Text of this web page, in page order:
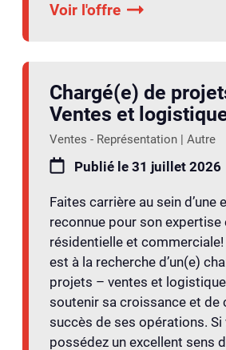
Voir l'offre
Chargé(e) de
Ventes et
Ventes - Représentation | Autre
Publié le 31 juillet 2026
Faites carrière au sein d’une
reconnue pour son expertise
résidentielle et
est à la recherche d’un(e)
projets – ventes et
soutenir sa croissance et de
succès de ses opérations. Si
possédez un excellent sens